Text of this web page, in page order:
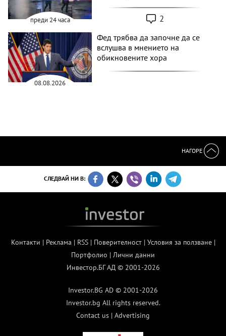
преди 24 часа 2
08.08.2026
Фед трябва да започне да се
вслушва в мнението на
обикновените хора
НАГОРЕ
СЛЕДВАЙ НИ В:
Контакти | Реклама | RSS| Поверителност| Условия за ползване|
Портфолио | Лични данни
Инвестор.БГ АД © 2001-2026
Investor.BG AD © 2001-2026
Investor.bg All rights reserved.
Contact us | Advertising